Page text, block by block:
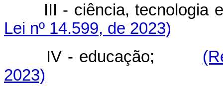
III - ciência,
Lei nº 14.599, de 2023)
IV - educação;
2023)